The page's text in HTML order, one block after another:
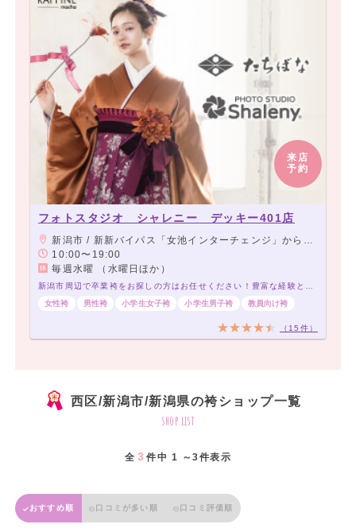
来店
予約
フォトスタジオ シャレニー デッキー401店
新潟市 / 新新バイパス「女池インターチェンジ」から車で3分。
10:00〜19:00
毎週水曜 （水曜日ほか）
新潟市周辺で卒業袴をお探しの方はお任せください！豊富な経験と品揃えでお待ちしております！
女性袴
男性袴 小学生女子袴 小学生男子袴 教員向け袴
（15件）
西区/新潟市/新潟県の袴ショップ一覧
shop list
全 3 件中 1 ～3件表示
おすすめ順 口コミが多い順 口コミ評価順